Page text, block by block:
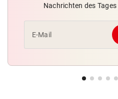
Nachrichten des Tages
E-Mail